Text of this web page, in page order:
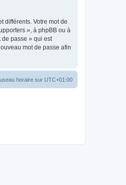
différents. Votre mot de
», à phpBB ou à
de passe » qui est
mot de passe afin
horaire sur UTC+01:00